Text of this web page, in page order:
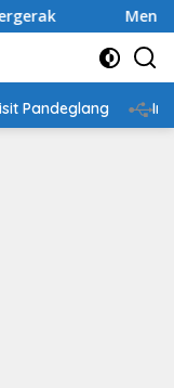
Mengenal
Pandeglang